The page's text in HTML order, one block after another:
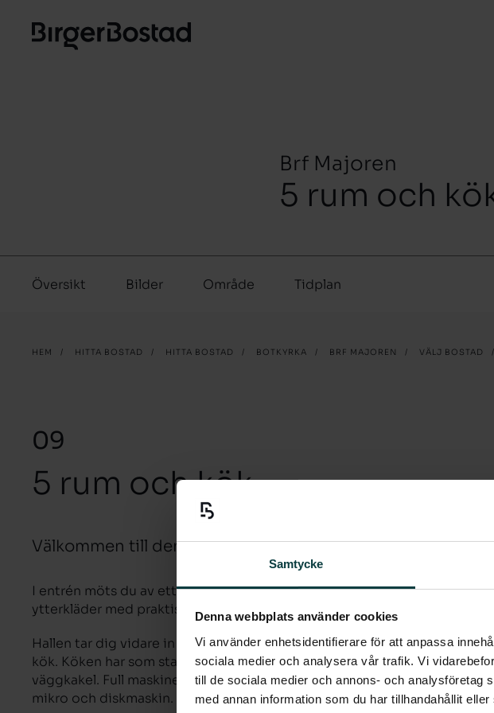
Samtycke
Denna webbplats använder cookies
Vi använder enhetsidentifierare för att anpassa
sociala medier och analysera vår trafik. Vi
till de sociala medier och annons- och analysföretag
med annan information som du har tillhandahållit
Brf Majoren
5 rum och
Översikt Bilder Område Tidplan
HEM / HITTA BOSTAD / HITTA BOSTAD / BOTKYRKA / BRF MAJOREN / VÄLJ BOSTAD /
09
5 rum och kök
Välkommen till denna rymliga fem rum och kök med
I entrén möts du av ett praktiskt klinkergolv i grått och en stor
ytterkläder med praktiska skjutdörrar.
Hallen tar dig vidare in i det rymliga vardagsrummet i öppen
kök. Köken har som standard en vit slät lucka och vita vitvaror.
väggkakel. Full maskinell utrustning såsom kyl och frys, induktionshäll,
mikro och diskmaskin.